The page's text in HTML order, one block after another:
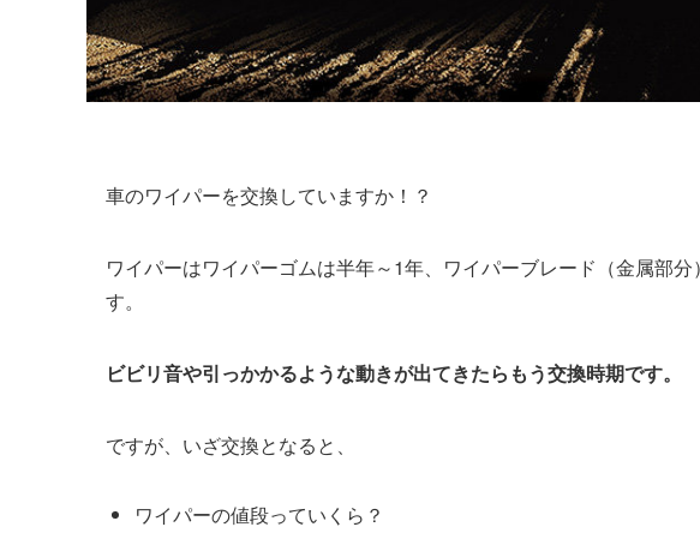
車のワイパーを交換していますか！？
ワイパーはワイパーゴムは半年～1年、ワイパーブレード（金属部
す。
ビビリ音や引っかかるような動きが出てきたらもう交換時期です。
ですが、いざ交換となると、
ワイパーの値段っていくら？